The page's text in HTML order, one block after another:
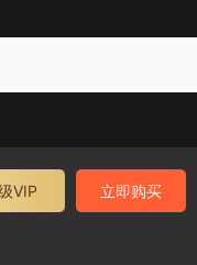
VIP 立即购买